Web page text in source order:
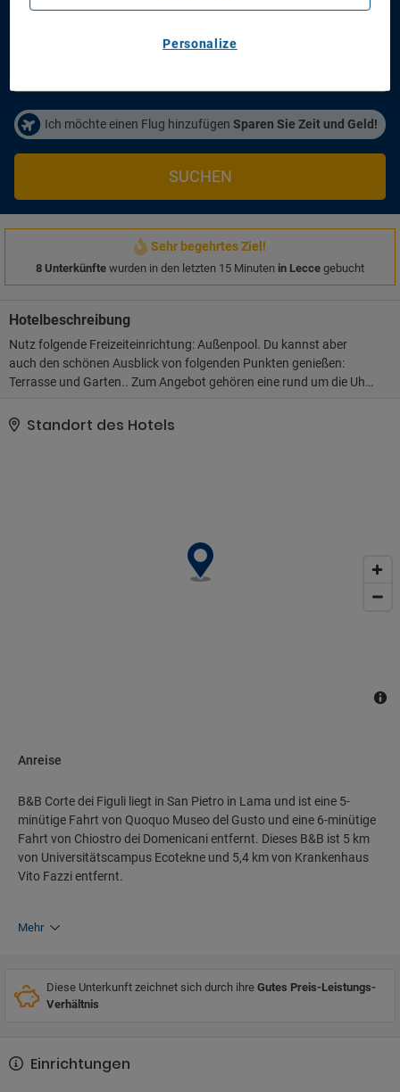
Anreisetag Abreisetag
Ich möchte einen Flug hinzufügen Sparen Sie Zeit und Geld!
SUCHEN
Sehr begehrtes Ziel!
8 Unterkünfte wurden in den letzten 15 Minuten in Lecce gebucht
Hotelbeschreibung
Nutz folgende Freizeiteinrichtung: Außenpool. Du kannst aber
auch den schönen Ausblick von folgenden Punkten genießen:
Terrasse und Garten.. Zum Angebot gehören eine rund um die Uhr
Geldautomat/Bankdienstleistungen. Vor Ort gibt es Folgendes:
Standort des Hotels
Anreise
B&B Corte dei Figuli liegt in San Pietro in Lama und ist eine 5-
minütige Fahrt von Quoquo Museo del Gusto und eine 6-minütige
Fahrt von Chiostro dei Domenicani entfernt. Dieses B&B ist 5 km
von Universitätscampus Ecotekne und 5,4 km von Krankenhaus
Vito Fazzi entfernt.
Mehr
Diese Unterkunft zeichnet sich durch ihre Gutes Preis-Leistungs-
Verhältnis
Einrichtungen
Personalize